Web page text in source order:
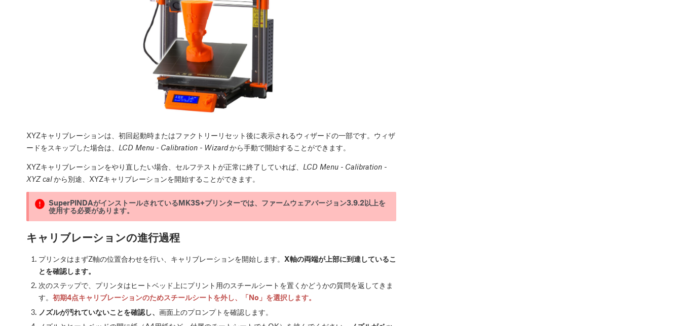
XYZキャリブレーションは、初回起動時またはファクトリーリセット後に表示されるウィザードの一部です。ウィザ
ードをスキップした場合は、 LCD Menu - Calibration - Wizardから手動で開始することができます。
XYZキャリブレーションをやり直したい場合、セルフテストが正常に終了していれば、 LCD Menu - Calibration -
XYZ calから別途、XYZキャリブレーションを開始することができます。
SuperPINDAがインストールされているMK3S+プリンターでは、ファームウェアバージョン3.9.2以上を
使用する必要があります。
キャリブレーションの進行過程
プリンタはまずZ軸の位置合わせを行い、キャリブレーションを開始します。 X軸の両端が上部に到達しているこ
とを確認します。
次のステップで、プリンタはヒートベッド上にプリント用のスチールシートを置くかどうかの質問を返してきま
す。 初期4点キャリブレーションのためスチールシートを外し、「No」を選択します。
ノズルが汚れていないことを確認し、 画面上のプロンプトを確認します。